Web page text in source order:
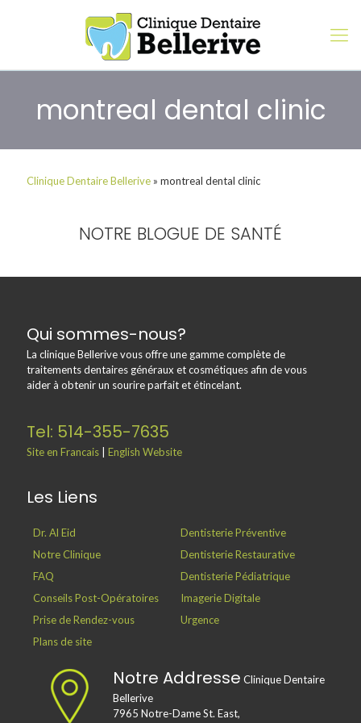
montreal dental clinic
Clinique Dentaire Bellerive » montreal dental clinic
NOTRE BLOGUE DE SANTÉ
Qui sommes-nous?
La clinique Bellerive vous offre une gamme complète de
traitements dentaires généraux et cosmétiques afin de vous
aider à obtenir un sourire parfait et étincelant.
Tel: 514-355-7635
Site en Francais English Website
Les Liens
Dr. Al Eid
Notre Clinique
FAQ
Conseils Post-Opératoires
Prise de Rendez-vous
Plans de site
Dentisterie Préventive
Dentisterie Restaurative
Dentisterie Pédiatrique
Imagerie Digitale
Urgence
Notre Addresse Clinique Dentaire
Bellerive
7965 Notre-Dame St. East,